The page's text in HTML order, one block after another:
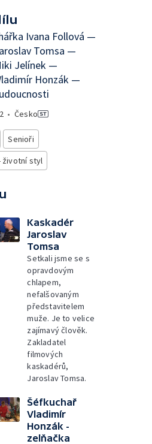
Ivana Follová —
Tomsa —
Jelínek —
Honzák —
• Česko
Senioři
životní styl
Kaskadér
Jaroslav
Tomsa
Setkali jsme se s
opravdovým
chlapem,
nefalšovaným
představitelem
muže. Je to velice
zajímavý člověk.
Zakladatel
filmových
kaskadérů,
Jaroslav Tomsa.
Šéfkuchař
Vladimír
Honzák -
zelňačka